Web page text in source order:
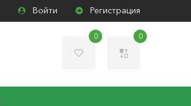
Войти Регистрация
0 0